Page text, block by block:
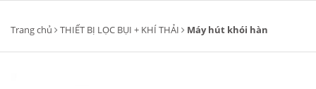
Trang chủ THIẾT BỊ LỌC BỤI + KHÍ THẢI Máy hút khói hàn